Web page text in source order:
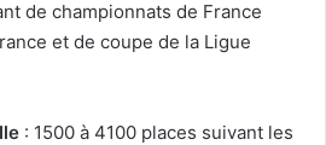
de championnats de France
et de coupe de la Ligue
: 1500 à 4100 places suivant les